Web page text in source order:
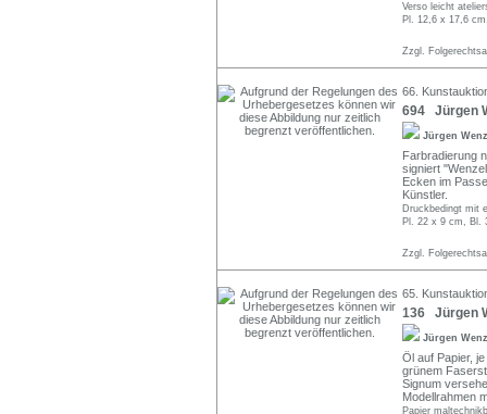
Verso leicht
Pl. 12,6 x 17,6
Zzgl.
66.
694 Jürgen
Jürgen
Farbradierung
signiert
Ecken im
Künstler.
Druckbedingt mit
Pl. 22 x 9 cm, Bl.
Zzgl.
65.
136 Jürgen
Jürgen
Öl auf Papier,
grünem
Signum
Modellrahmen
Papier